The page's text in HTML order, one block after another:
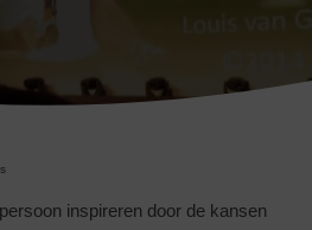
inspireren door de kansen